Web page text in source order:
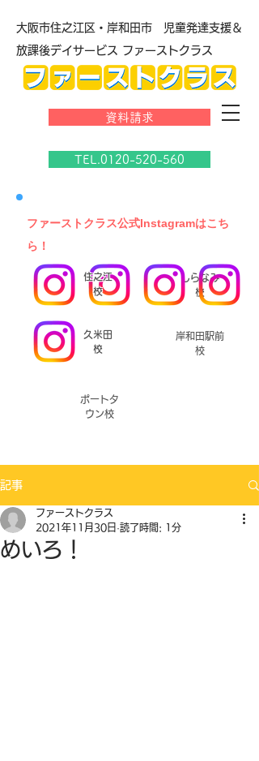
大阪市住之江区・岸和田市 児童発達支援＆
放課後デイサービス ファーストクラス
資料請求
TEL.0120-520-560
​ファーストクラス公式Instagramはこち
ら！
しらなみ
校
久米田
校
岸和田駅前
校
ポートタ
ウン校
住之江
校
記事
めいろ！
ファーストクラス
2021年11月30日 読了時間: 1分